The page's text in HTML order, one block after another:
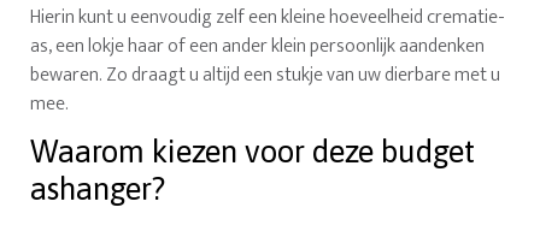
Hierin kunt u eenvoudig zelf een kleine hoeveelheid crematie-
as, een lokje haar of een ander klein persoonlijk aandenken
bewaren. Zo draagt u altijd een stukje van uw dierbare met u
mee.
Waarom kiezen voor deze budget
ashanger?